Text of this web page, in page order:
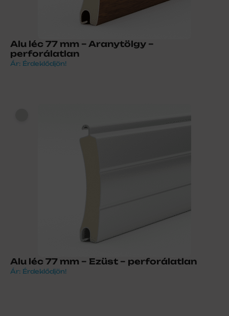
Alu léc 77 mm – Aranytölgy –
perforálatlan
Ár: Érdeklődjön!
Alu léc 77 mm – Ezüst – perforálatlan
Ár: Érdeklődjön!